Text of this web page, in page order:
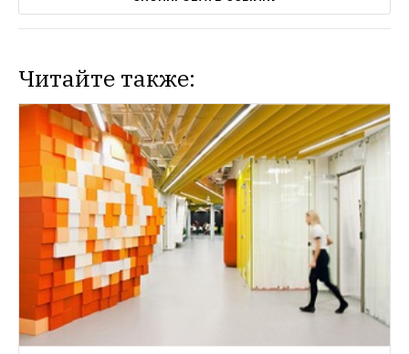
Читайте также:
НОВОСТИ
Компания Yahoo! приобрела сервис для
таргетирования мобильной рекламы
AdMovateЭта покупка позволит
компании вернуть заказчиков, которые
отказались от размещения рекламы из-за
отсутствия инструментов для таргетинга
объявлений
HOPES & FEARS
Экс-менеджер «Яндекса» Николай
Шестаков запустил рекламную сеть для
«ВКонтакте»Сервис Social Tank позволит
владельцам сайтов монетизировать
трафик с помощью «ВКонтакте»